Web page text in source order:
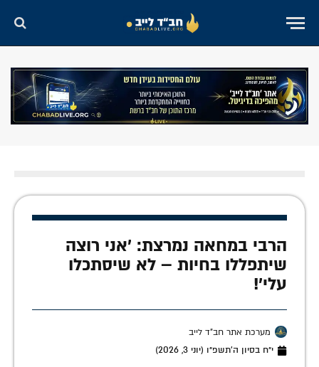
הרבי במחאה נמרצת: 'אני רוצה
שיתפללו בחיות – לא שיסתכלו
עלי'!
מערכת אתר חב"ד לייב
י״ח בסיון ה׳תשפ״ו (יוני 3, 2026)